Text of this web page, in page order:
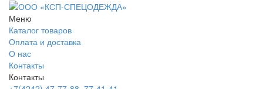
Меню
Каталог товаров
Оплата и доставка
О нас
Контакты
Контакты